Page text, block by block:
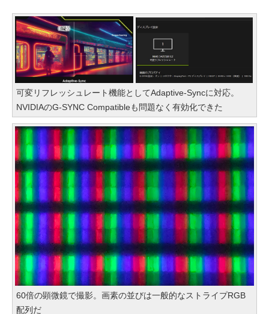
可変リフレッシュレート機能としてAdaptive-Syncに対応。
NVIDIAのG-SYNC Compatibleも問題なく有効化できた
60倍の顕微鏡で撮影。画素の並びは一般的なストライプRGB
配列だ